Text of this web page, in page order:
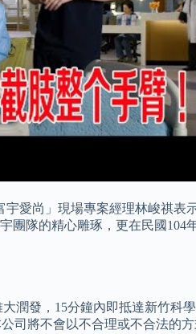
愛尚」現場專案經理林峻祺表
隊的精心雕琢，更在民國104
潤發，15分鐘內即抵達新竹科
將不會以不合理或不合法的